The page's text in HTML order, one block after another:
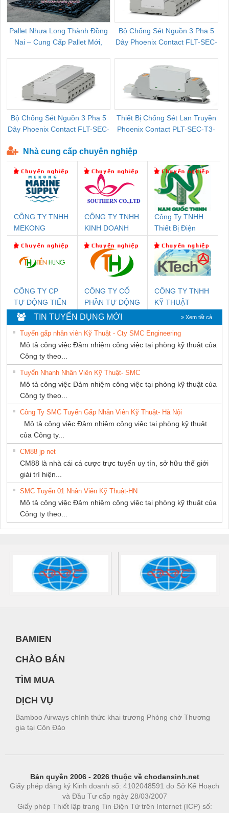
Pallet Nhựa Long Thành Đồng
Nai – Cung Cấp Pallet Mới,
Bộ Chống Sét Nguồn 3 Pha 5
Dây Phoenix Contact FLT-SEC-
Bộ Chống Sét Nguồn 3 Pha 5
Dây Phoenix Contact FLT-SEC-
Thiết Bị Chống Sét Lan Truyền
Phoenix Contact PLT-SEC-T3-
Nhà cung cấp chuyên nghiệp
CÔNG TY TNHH
MEKONG
CÔNG TY TNHH
KINH DOANH
PHƯƠNG NAM
Công Ty TNHH
Thiết Bị Điện
CÔNG TY CP
TỰ ĐỘNG TIẾN
HƯNG
CÔNG TY CỔ
PHẦN TỰ ĐỘNG
TIẾN HƯNG
CÔNG TY TNHH
KỸ THUẬT
KTECH VIỆT
NAM
TIN TUYỂN DỤNG MỚI » Xem tất cả
Tuyển gấp nhân viên Kỹ Thuật - Cty SMC Engineering
Mô tả công việc Đảm nhiệm công việc tại phòng kỹ thuật của
Công ty theo...
Tuyển Nhanh Nhân Viên Kỹ Thuật- SMC
Mô tả công việc Đảm nhiệm công việc tại phòng kỹ thuật của
Công ty theo...
Công Ty SMC Tuyển Gấp Nhân Viên Kỹ Thuật- Hà Nội
Mô tả công việc Đảm nhiệm công việc tại phòng kỹ thuật
của Công ty...
CM88 jp net
CM88 là nhà cái cá cược trực tuyến uy tín, sở hữu thế giới
giải trí hiện...
SMC Tuyển 01 Nhân Viên Kỹ Thuật-HN
Mô tả công việc Đảm nhiệm công việc tại phòng kỹ thuật của
Công ty theo...
BAMIEN
CHÀO BÁN
TÌM MUA
DỊCH VỤ
Bamboo Airways chính thức khai trương Phòng chờ Thương
gia tại Côn Đảo
Bản quyền 2006 - 2026 thuộc về chodansinh.net
Giấy phép đăng ký Kinh doanh số: 4102048591 do Sở Kế Hoạch
và Đầu Tư cấp ngày 28/03/2007
Giấy phép Thiết lập trang Tin Điện Tử trên Internet (ICP) số: